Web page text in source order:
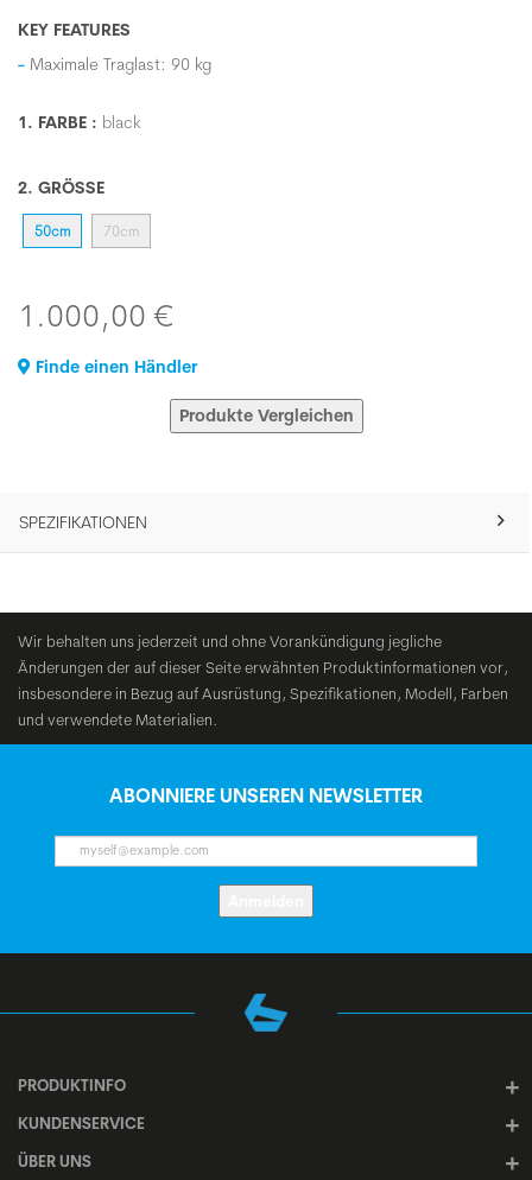
KEY FEATURES
Maximale Traglast: 90 kg
1. FARBE : black
2. GRÖSSE
50cm 70cm
1.000,00 €
Finde einen Händler
Produkte Vergleichen
SPEZIFIKATIONEN
Wir behalten uns jederzeit und ohne Vorankündigung jegliche
Änderungen der auf dieser Seite erwähnten Produktinformationen vor,
insbesondere in Bezug auf Ausrüstung, Spezifikationen, Modell, Farben
und verwendete Materialien.
ABONNIERE UNSEREN NEWSLETTER
PRODUKTINFO
KUNDENSERVICE
ÜBER UNS